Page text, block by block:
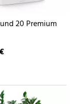
20 Premium